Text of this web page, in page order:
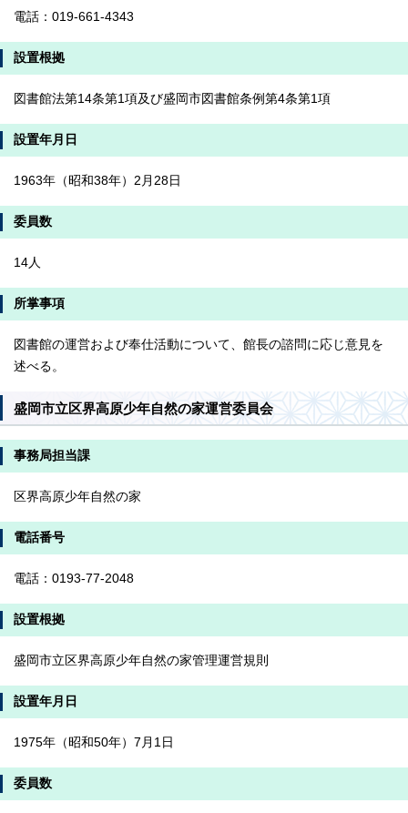
電話：019-661-4343
設置根拠
図書館法第14条第1項及び盛岡市図書館条例第4条第1項
設置年月日
1963年（昭和38年）2月28日
委員数
14人
所掌事項
図書館の運営および奉仕活動について、館長の諮問に応じ意見を
述べる。
盛岡市立区界高原少年自然の家運営委員会
事務局担当課
区界高原少年自然の家
電話番号
電話：0193-77-2048
設置根拠
盛岡市立区界高原少年自然の家管理運営規則
設置年月日
1975年（昭和50年）7月1日
委員数